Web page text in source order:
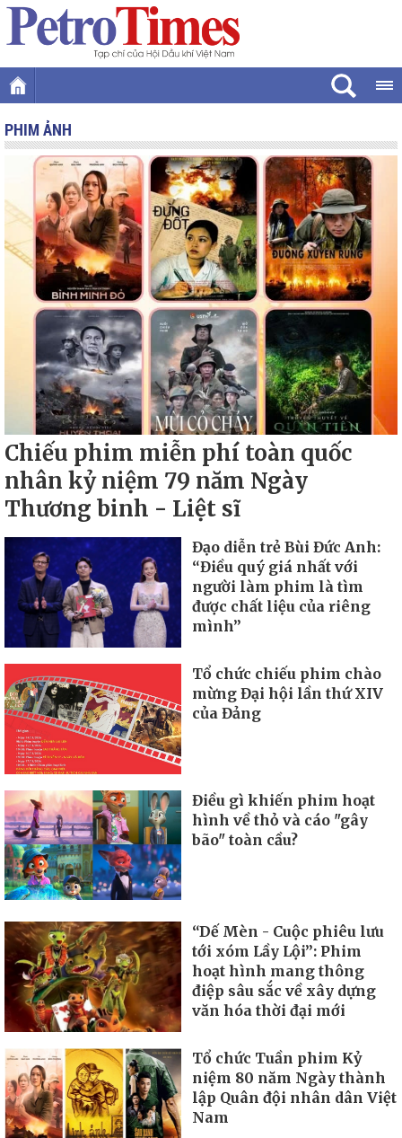
PHIM ẢNH
Chiếu phim miễn phí toàn quốc
nhân kỷ niệm 79 năm Ngày
Thương binh - Liệt sĩ
Đạo diễn trẻ Bùi Đức Anh:
“Điều quý giá nhất với
người làm phim là tìm
được chất liệu của riêng
mình”
Tổ chức chiếu phim chào
mừng Đại hội lần thứ XIV
của Đảng
Điều gì khiến phim hoạt
hình về thỏ và cáo "gây
bão" toàn cầu?
“Dế Mèn - Cuộc phiêu lưu
tới xóm Lầy Lội”: Phim
hoạt hình mang thông
điệp sâu sắc về xây dựng
văn hóa thời đại mới
Tổ chức Tuần phim Kỷ
niệm 80 năm Ngày thành
lập Quân đội nhân dân Việt
Nam